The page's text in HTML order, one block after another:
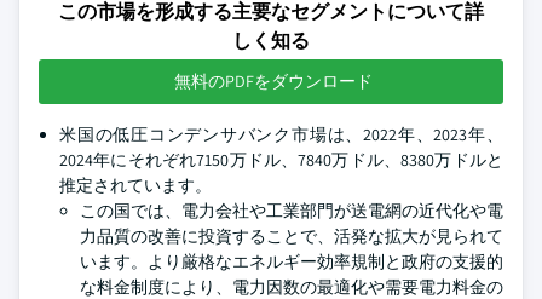
この市場を形成する主要なセグメントについて詳
しく知る
無料のPDFをダウンロード
米国の低圧コンデンサバンク市場は、2022年、2023年、
2024年にそれぞれ7150万ドル、7840万ドル、8380万ドルと
推定されています。
この国では、電力会社や工業部門が送電網の近代化や電
力品質の改善に投資することで、活発な拡大が見られて
います。より厳格なエネルギー効率規制と政府の支援的
な料金制度により、電力因数の最適化や需要電力料金の